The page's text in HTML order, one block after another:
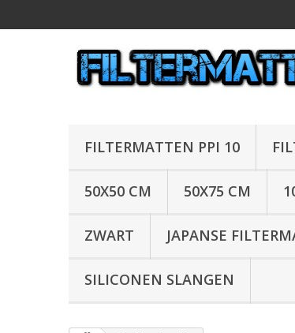
FILTERMATTEN PPI 10
50X50 CM 50X75 CM
ZWART JAPANSE
SILICONEN SLANGEN